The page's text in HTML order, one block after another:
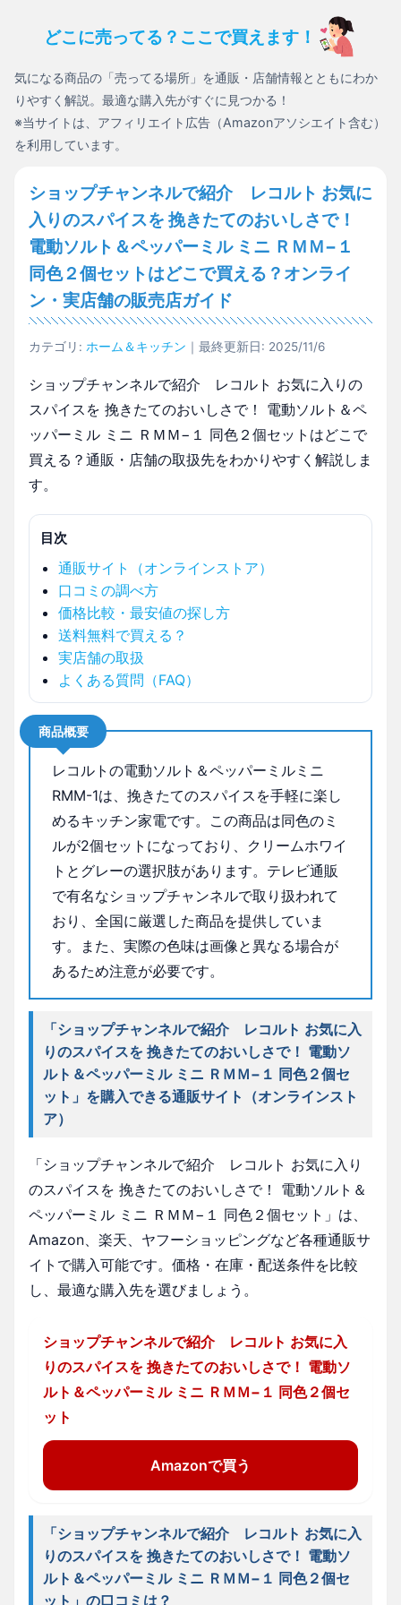
どこに売ってる？ここで買えます！
気になる商品の「売ってる場所」を通販・店舗情報とともにわか
りやすく解説。最適な購入先がすぐに見つかる！
※当サイトは、アフィリエイト広告（Amazonアソシエイト含む）
を利用しています。
ショップチャンネルで紹介 レコルト お気に
入りのスパイスを 挽きたてのおいしさで！
電動ソルト＆ペッパーミル ミニ ＲＭＭ−１
同色２個セットはどこで買える？オンライ
ン・実店舗の販売店ガイド
カテゴリ: ホーム＆キッチン ｜最終更新日: 2025/11/6
ショップチャンネルで紹介 レコルト お気に入りの
スパイスを 挽きたてのおいしさで！ 電動ソルト＆ペ
ッパーミル ミニ ＲＭＭ−１ 同色２個セットはどこで
買える？通販・店舗の取扱先をわかりやすく解説しま
す。
目次
通販サイト（オンラインストア）
口コミの調べ方
価格比較・最安値の探し方
送料無料で買える？
実店舗の取扱
よくある質問（FAQ）
商品概要
レコルトの電動ソルト＆ペッパーミルミニ
RMM-1は、挽きたてのスパイスを手軽に楽し
めるキッチン家電です。この商品は同色のミ
ルが2個セットになっており、クリームホワイ
トとグレーの選択肢があります。テレビ通販
で有名なショップチャンネルで取り扱われて
おり、全国に厳選した商品を提供していま
す。また、実際の色味は画像と異なる場合が
あるため注意が必要です。
「ショップチャンネルで紹介 レコルト お気に入
りのスパイスを 挽きたてのおいしさで！ 電動ソ
ルト＆ペッパーミル ミニ ＲＭＭ−１ 同色２個セ
ット」を購入できる通販サイト（オンラインスト
ア）
「ショップチャンネルで紹介 レコルト お気に入り
のスパイスを 挽きたてのおいしさで！ 電動ソルト＆
ペッパーミル ミニ ＲＭＭ−１ 同色２個セット」は、
Amazon、楽天、ヤフーショッピングなど各種通販サ
イトで購入可能です。価格・在庫・配送条件を比較
し、最適な購入先を選びましょう。
ショップチャンネルで紹介 レコルト お気に入
りのスパイスを 挽きたてのおいしさで！ 電動ソ
ルト＆ペッパーミル ミニ ＲＭＭ−１ 同色２個セ
ット
Amazonで買う
「ショップチャンネルで紹介 レコルト お気に入
りのスパイスを 挽きたてのおいしさで！ 電動ソ
ルト＆ペッパーミル ミニ ＲＭＭ−１ 同色２個セ
ット」の口コミは？